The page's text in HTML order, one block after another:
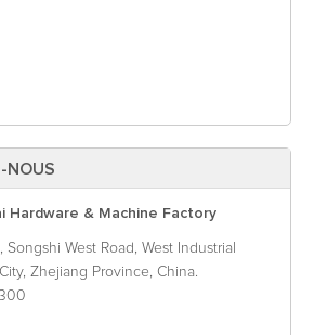
NOUS
Hardware & Machine Factory
Songshi West Road, West Industrial
Zhejiang Province, China.